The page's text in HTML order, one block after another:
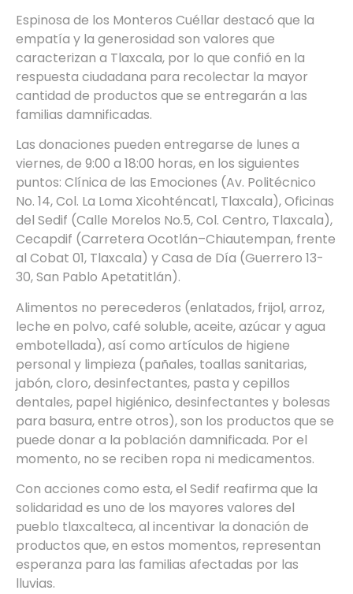
Espinosa de los Monteros Cuéllar destacó que la
empatía y la generosidad son valores que
caracterizan a Tlaxcala, por lo que confió en la
respuesta ciudadana para recolectar la mayor
cantidad de productos que se entregarán a las
familias damnificadas.
Las donaciones pueden entregarse de lunes a
viernes, de 9:00 a 18:00 horas, en los siguientes
puntos: Clínica de las Emociones (Av. Politécnico
No. 14, Col. La Loma Xicohténcatl, Tlaxcala), Oficinas
del Sedif (Calle Morelos No.5, Col. Centro, Tlaxcala),
Cecapdif (Carretera Ocotlán–Chiautempan, frente
al Cobat 01, Tlaxcala) y Casa de Día (Guerrero 13-
30, San Pablo Apetatitlán).
Alimentos no perecederos (enlatados, frijol, arroz,
leche en polvo, café soluble, aceite, azúcar y agua
embotellada), así como artículos de higiene
personal y limpieza (pañales, toallas sanitarias,
jabón, cloro, desinfectantes, pasta y cepillos
dentales, papel higiénico, desinfectantes y bolesas
para basura, entre otros), son los productos que se
puede donar a la población damnificada. Por el
momento, no se reciben ropa ni medicamentos.
Con acciones como esta, el Sedif reafirma que la
solidaridad es uno de los mayores valores del
pueblo tlaxcalteca, al incentivar la donación de
productos que, en estos momentos, representan
esperanza para las familias afectadas por las
lluvias.